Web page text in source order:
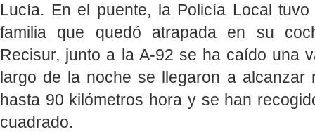
Lucía. En el puente, la Policía Local
familia que quedó atrapada en su
Recisur, junto a la A-92 se ha caído una
largo de la noche se llegaron a alcanzar
hasta 90 kilómetros hora y se han
cuadrado.